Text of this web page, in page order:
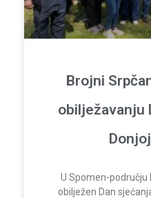
Brojni
obilježavanju
U Spomen-području
obilježen Dan